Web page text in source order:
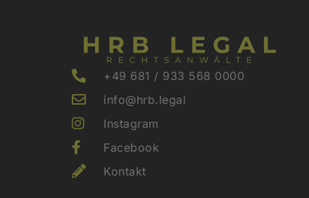
+49 681 / 933 568 0000
info@hrb.legal
Instagram
Facebook
Kontakt